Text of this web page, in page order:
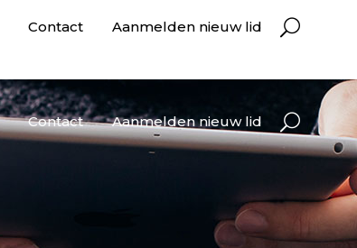
Contact Aanmelden nieuw lid
Contact Aanmelden nieuw lid